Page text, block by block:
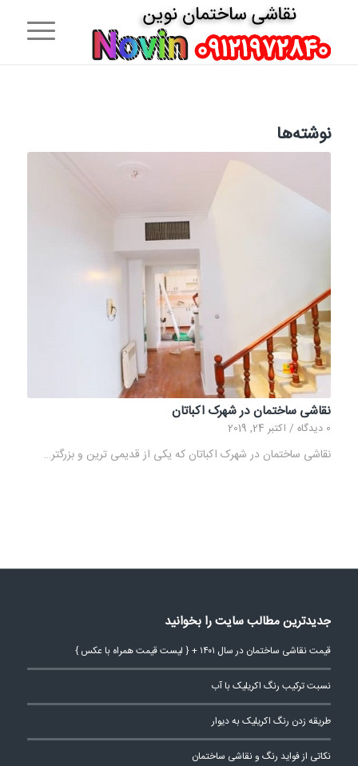
نوشته‌ها
نقاشی ساختمان در شهرک اکباتان
0 دیدگاه / اکتبر 24, 2019
نقاشی ساختمان در شهرک اکباتان که یکی از قدیمی ترین و بزرگتر…
جدیدترین مطالب سایت را بخوانید
قیمت نقاشی ساختمان در سال ۱۴۰۱ + { لیست قیمت همراه با عکس }
نسبت ترکیب رنگ اکریلیک با آب
طریقه زدن رنگ اکریلیک به دیوار
نکاتی از فواید رنگ و نقاشی ساختمان